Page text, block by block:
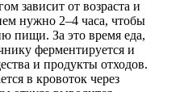
зависит от возраста и
нужно 2–4 часа, чтобы
пищи. За это время еда,
ферментируется и
и продукты отходов.
в кровоток через